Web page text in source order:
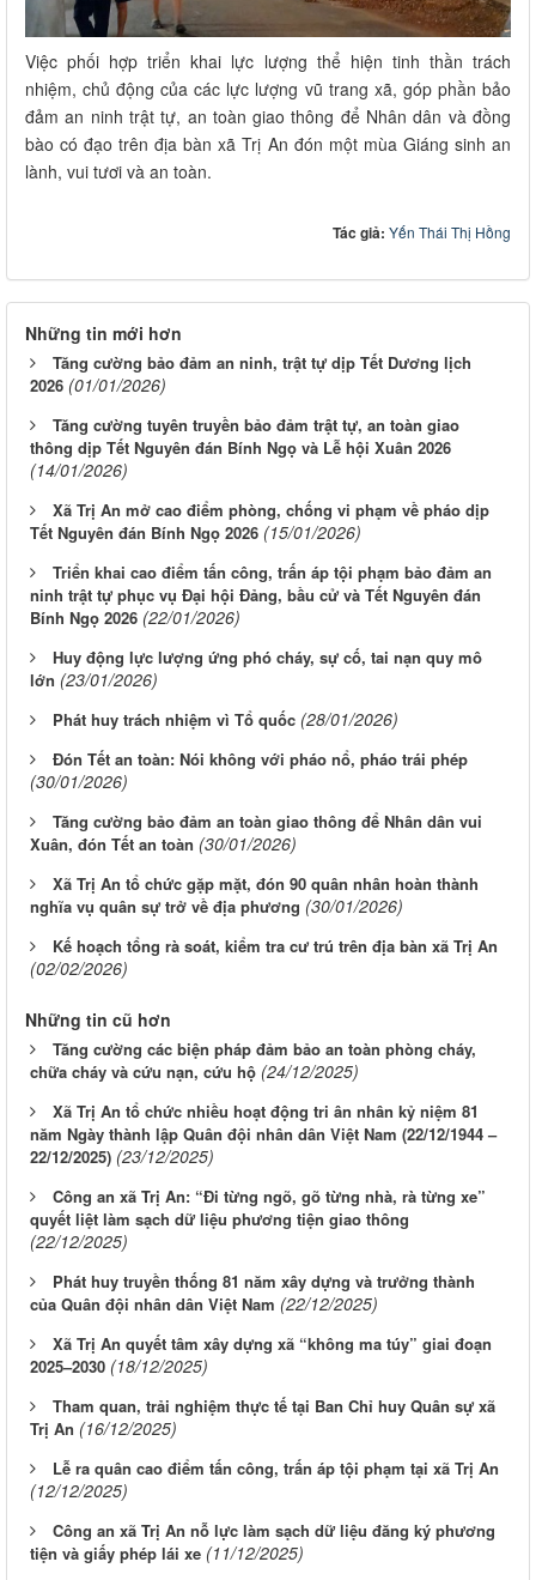
Việc phối hợp triển khai lực lượng thể hiện tinh thần trách
nhiệm, chủ động của các lực lượng vũ trang xã, góp phần bảo
đảm an ninh trật tự, an toàn giao thông để Nhân dân và đồng
bào có đạo trên địa bàn xã Trị An đón một mùa Giáng sinh an
lành, vui tươi và an toàn.
Tác giả: Yến Thái Thị Hồng
Những tin mới hơn
Tăng cường bảo đảm an ninh, trật tự dịp Tết Dương lịch
2026 (01/01/2026)
Tăng cường tuyên truyền bảo đảm trật tự, an toàn giao
thông dịp Tết Nguyên đán Bính Ngọ và Lễ hội Xuân 2026
(14/01/2026)
Xã Trị An mở cao điểm phòng, chống vi phạm về pháo dịp
Tết Nguyên đán Bính Ngọ 2026 (15/01/2026)
Triển khai cao điểm tấn công, trấn áp tội phạm bảo đảm an
ninh trật tự phục vụ Đại hội Đảng, bầu cử và Tết Nguyên đán
Bính Ngọ 2026 (22/01/2026)
Huy động lực lượng ứng phó cháy, sự cố, tai nạn quy mô
lớn (23/01/2026)
Phát huy trách nhiệm vì Tổ quốc (28/01/2026)
Đón Tết an toàn: Nói không với pháo nổ, pháo trái phép
(30/01/2026)
Tăng cường bảo đảm an toàn giao thông để Nhân dân vui
Xuân, đón Tết an toàn (30/01/2026)
Xã Trị An tổ chức gặp mặt, đón 90 quân nhân hoàn thành
nghĩa vụ quân sự trở về địa phương (30/01/2026)
Kế hoạch tổng rà soát, kiểm tra cư trú trên địa bàn xã Trị An
(02/02/2026)
Những tin cũ hơn
Tăng cường các biện pháp đảm bảo an toàn phòng cháy,
chữa cháy và cứu nạn, cứu hộ (24/12/2025)
Xã Trị An tổ chức nhiều hoạt động tri ân nhân kỷ niệm 81
năm Ngày thành lập Quân đội nhân dân Việt Nam (22/12/1944 –
22/12/2025) (23/12/2025)
Công an xã Trị An: “Đi từng ngõ, gõ từng nhà, rà từng xe”
quyết liệt làm sạch dữ liệu phương tiện giao thông
(22/12/2025)
Phát huy truyền thống 81 năm xây dựng và trưởng thành
của Quân đội nhân dân Việt Nam (22/12/2025)
Xã Trị An quyết tâm xây dựng xã “không ma túy” giai đoạn
2025–2030 (18/12/2025)
Tham quan, trải nghiệm thực tế tại Ban Chỉ huy Quân sự xã
Trị An (16/12/2025)
Lễ ra quân cao điểm tấn công, trấn áp tội phạm tại xã Trị An
(12/12/2025)
Công an xã Trị An nỗ lực làm sạch dữ liệu đăng ký phương
tiện và giấy phép lái xe (11/12/2025)